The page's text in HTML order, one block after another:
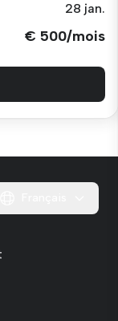
28 jan.
€ 500/mois